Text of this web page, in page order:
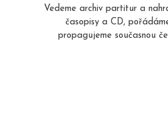
Vedeme archiv partitur a
časopisy a CD,
propagujeme současnou